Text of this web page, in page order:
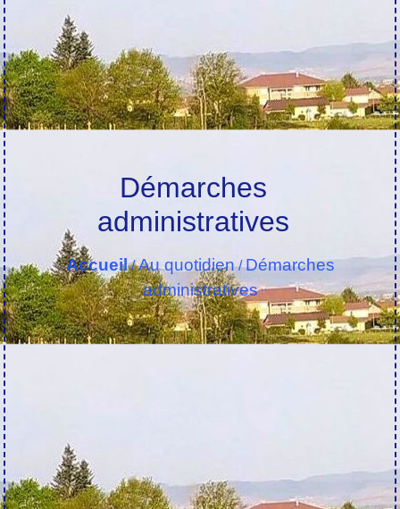
Démarches
administratives
Accueil/Au quotidien/Démarches
administratives